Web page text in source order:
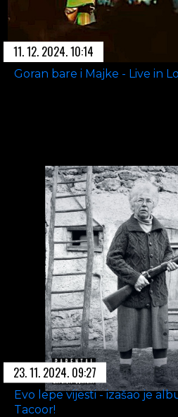
11. 12. 2024. 10:14
Goran bare i Majke - Live in
23. 11. 2024. 09:27
Evo lepe vijesti - izašao je
Tacoor!